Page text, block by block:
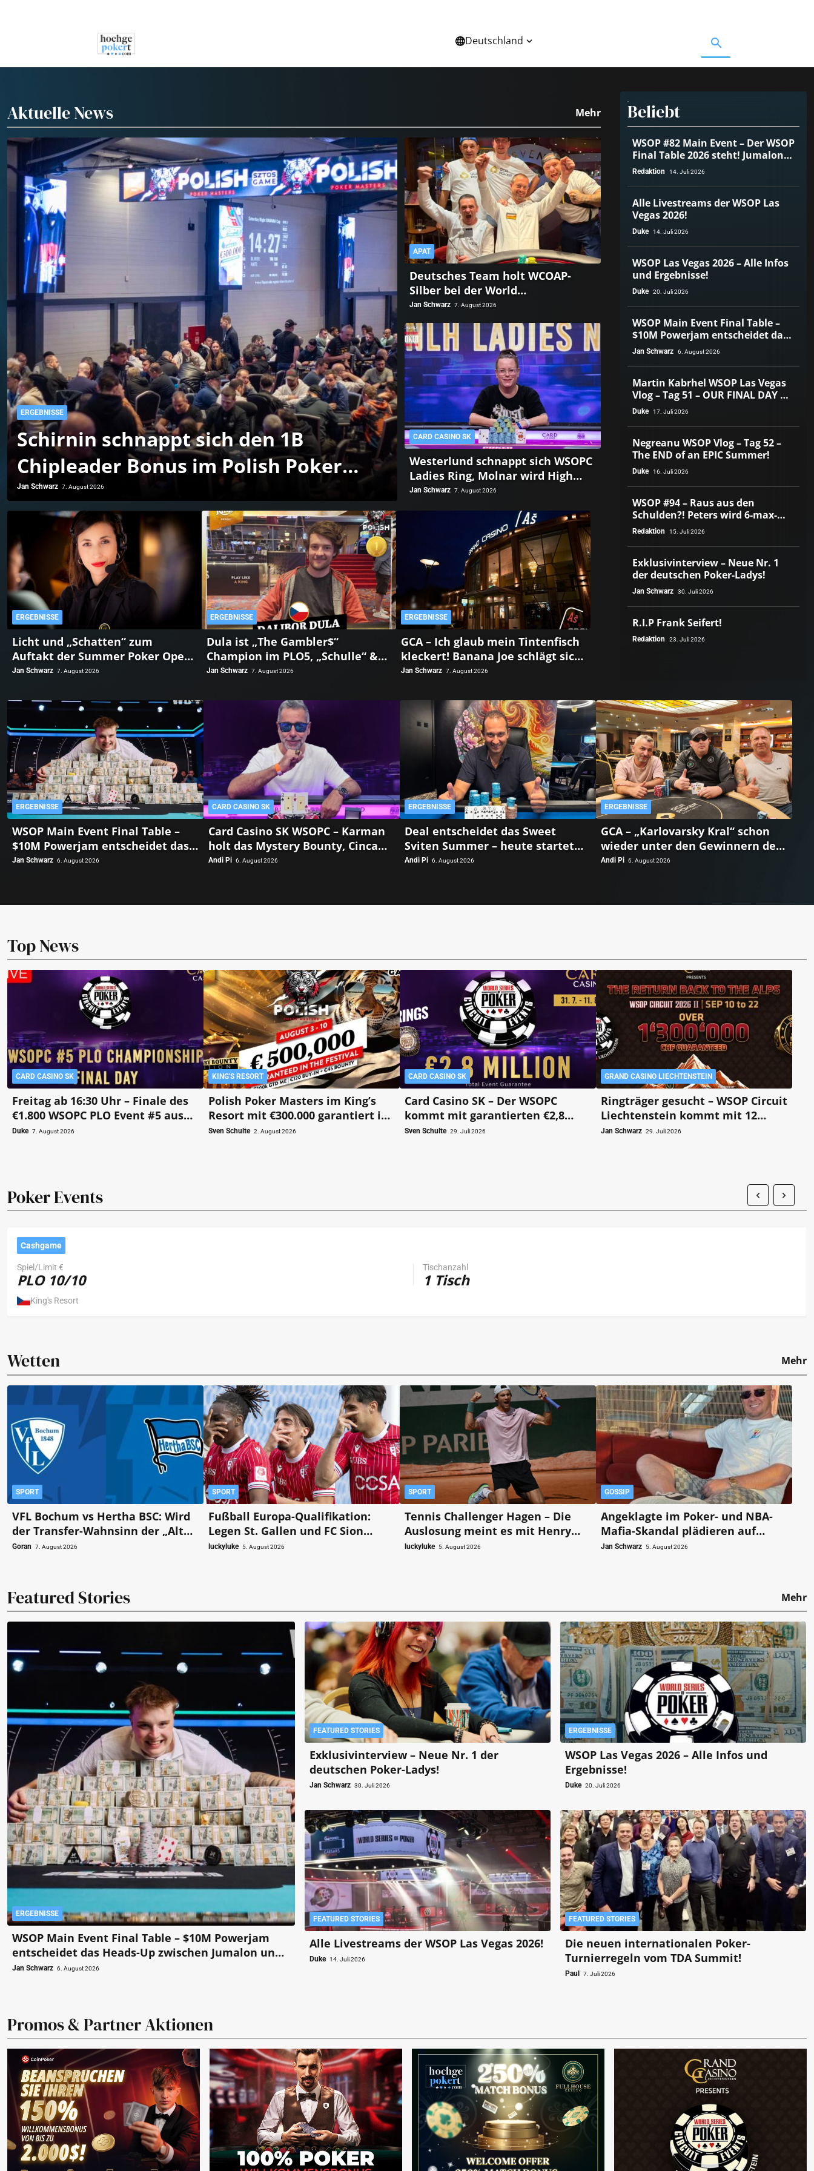
Deutschland
Aktuelle News Mehr
ERGEBNISSE
Schirnin schnappt sich den 1B
Chipleader Bonus im Polish Poker
Masters MB M.E.!
Jan Schwarz 7. August 2026
APAT
Deutsches Team holt WCOAP-
Silber bei der World
Championship of Amatuer Poker!
Jan Schwarz 7. August 2026
CARD CASINO SK
Westerlund schnappt sich WSOPC
Ladies Ring, Molnar wird High
Roller Champion, Main Event
Jan Schwarz 7. August 2026
ERGEBNISSE
Licht und „Schatten“ zum
Auftakt der Summer Poker Open
im GCLI!
Jan Schwarz 7. August 2026
ERGEBNISSE
Dula ist „The Gambler$“
Champion im PLO5, „Schulle“ &
„The Universe“ im PPM SHR
Jan Schwarz 7. August 2026
ERGEBNISSE
GCA – Ich glaub mein Tintenfisch
kleckert! Banana Joe schlägt sich
zum Thursday 3k Sieg durch!
Jan Schwarz 7. August 2026
ERGEBNISSE
WSOP Main Event Final Table –
$10M Powerjam entscheidet das
Heads-Up zwischen Jumalon und
Jan Schwarz 6. August 2026
CARD CASINO SK
Card Casino SK WSOPC – Karman
holt das Mystery Bounty, Cinca
triumphiert im 6-Max!
Andi Pi 6. August 2026
ERGEBNISSE
Deal entscheidet das Sweet
Sviten Summer – heute startet
das Summer Open Bounty!
Andi Pi 6. August 2026
ERGEBNISSE
GCA – „Karlovarsky Kral“ schon
wieder unter den Gewinnern des
Kickstarter!
Andi Pi 6. August 2026
Beliebt
WSOP #82 Main Event – Der WSOP
Final Table 2026 steht! Jumalon
führt, Müller auf Rang 4!
Redaktion 14. Juli 2026
Alle Livestreams der WSOP Las
Vegas 2026!
Duke 14. Juli 2026
WSOP Las Vegas 2026 – Alle Infos
und Ergebnisse!
Duke 20. Juli 2026
WSOP Main Event Final Table –
$10M Powerjam entscheidet das
Heads-Up zwischen Jumalon und
Jan Schwarz 6. August 2026
Martin Kabrhel WSOP Las Vegas
Vlog – Tag 51 – OUR FINAL DAY AT
THE WSOP…!
Duke 17. Juli 2026
Negreanu WSOP Vlog – Tag 52 –
The END of an EPIC Summer!
Duke 16. Juli 2026
WSOP #94 – Raus aus den
Schulden?! Peters wird 6-max-
Weltmeister!
Redaktion 15. Juli 2026
Exklusivinterview – Neue Nr. 1
der deutschen Poker-Ladys!
Jan Schwarz 30. Juli 2026
R.I.P Frank Seifert!
Redaktion 23. Juli 2026
Top News
CARD CASINO SK
Freitag ab 16:30 Uhr – Finale des
€1.800 WSOPC PLO Event #5 aus
dem Card Casino SK!
Duke 7. August 2026
KING'S RESORT
Polish Poker Masters im King’s
Resort mit €300.000 garantiert im
Main Event!
Sven Schulte 2. August 2026
CARD CASINO SK
Card Casino SK – Der WSOPC
kommt mit garantierten €2,8
Millionen!
Sven Schulte 29. Juli 2026
GRAND CASINO LIECHTENSTEIN
Ringträger gesucht – WSOP Circuit
Liechtenstein kommt mit 12
Ringen und $1,3M an Garantien
Jan Schwarz 29. Juli 2026
Poker Events
Cashgame
Spiel/Limit €
PLO 10/10
Tischanzahl
1 Tisch
King's Resort
Wetten Mehr
SPORT
VFL Bochum vs Hertha BSC: Wird
der Transfer-Wahnsinn der „Alten
Dame“ zum Verhängnis?
Goran 7. August 2026
SPORT
Fußball Europa-Qualifikation:
Legen St. Gallen und FC Sion
bereits im Hinspiel den
luckyluke 5. August 2026
SPORT
Tennis Challenger Hagen – Die
Auslosung meint es mit Henry
Squire gut!
luckyluke 5. August 2026
GOSSIP
Angeklagte im Poker- und NBA-
Mafia-Skandal plädieren auf
schuldig!
Jan Schwarz 5. August 2026
Featured Stories Mehr
ERGEBNISSE
WSOP Main Event Final Table – $10M Powerjam
entscheidet das Heads-Up zwischen Jumalon und
Saaskilahti!
Jan Schwarz 6. August 2026
FEATURED STORIES
Exklusivinterview – Neue Nr. 1 der
deutschen Poker-Ladys!
Jan Schwarz 30. Juli 2026
ERGEBNISSE
WSOP Las Vegas 2026 – Alle Infos und
Ergebnisse!
Duke 20. Juli 2026
FEATURED STORIES
Alle Livestreams der WSOP Las Vegas 2026!
Duke 14. Juli 2026
FEATURED STORIES
Die neuen internationalen Poker-
Turnierregeln vom TDA Summit!
Paul 7. Juli 2026
Promos & Partner Aktionen